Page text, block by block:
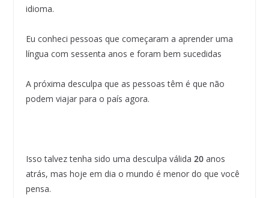
idioma.
Eu conheci pessoas que começaram a aprender uma
língua com sessenta anos e foram bem sucedidas
A próxima desculpa que as pessoas têm é que não
podem viajar para o país agora.
Isso talvez tenha sido uma desculpa válida 20anos
atrás, mas hoje em dia o mundo é menor do que você
pensa.